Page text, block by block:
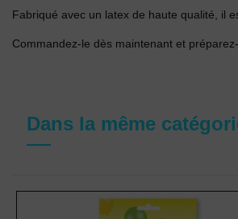
Fabriqué avec un latex de haute qualité, il
Commandez-le dès maintenant et
Dans la même